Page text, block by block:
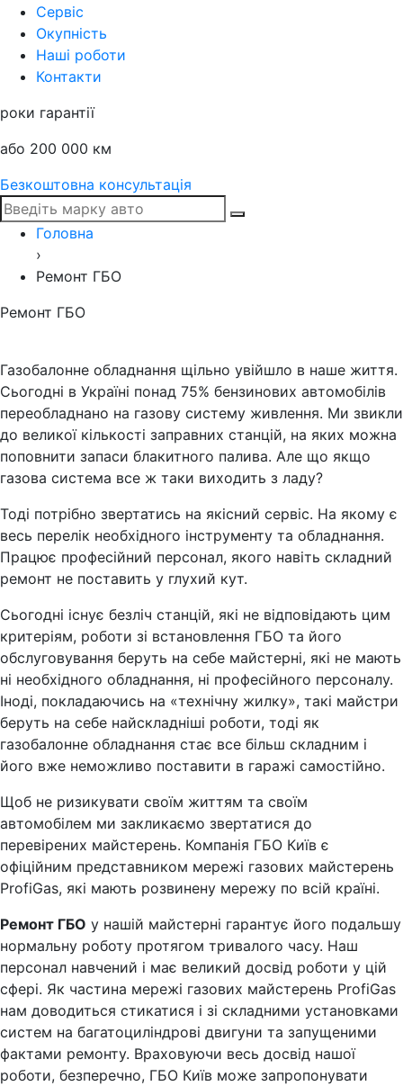
Сервіс
Окупність
Наші роботи
Контакти
роки гарантії
або 200 000 км
Безкоштовна консультація
Головна
›
Ремонт ГБО
Ремонт ГБО
Газобалонне обладнання щільно увійшло в наше життя.
Сьогодні в Україні понад 75% бензинових автомобілів
переобладнано на газову систему живлення. Ми звикли
до великої кількості заправних станцій, на яких можна
поповнити запаси блакитного палива. Але що якщо
газова система все ж таки виходить з ладу?
Тоді потрібно звертатись на якісний сервіс. На якому є
весь перелік необхідного інструменту та обладнання.
Працює професійний персонал, якого навіть складний
ремонт не поставить у глухий кут.
Сьогодні існує безліч станцій, які не відповідають цим
критеріям, роботи зі встановлення ГБО та його
обслуговування беруть на себе майстерні, які не мають
ні необхідного обладнання, ні професійного персоналу.
Іноді, покладаючись на «технічну жилку», такі майстри
беруть на себе найскладніші роботи, тоді як
газобалонне обладнання стає все більш складним і
його вже неможливо поставити в гаражі самостійно.
Щоб не ризикувати своїм життям та своїм
автомобілем ми закликаємо звертатися до
перевірених майстерень. Компанія ГБО Київ є
офіційним представником мережі газових майстерень
ProfiGas, які мають розвинену мережу по всій країні.
Ремонт ГБО у нашій майстерні гарантує його подальшу
нормальну роботу протягом тривалого часу. Наш
персонал навчений і має великий досвід роботи у цій
сфері. Як частина мережі газових майстерень ProfiGas
нам доводиться стикатися і зі складними установками
систем на багатоциліндрові двигуни та запущеними
фактами ремонту. Враховуючи весь досвід нашої
роботи, безперечно, ГБО Київ може запропонувати